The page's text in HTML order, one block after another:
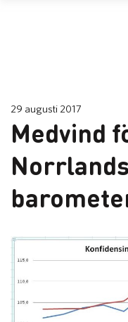
29 augusti 2017
Medvind